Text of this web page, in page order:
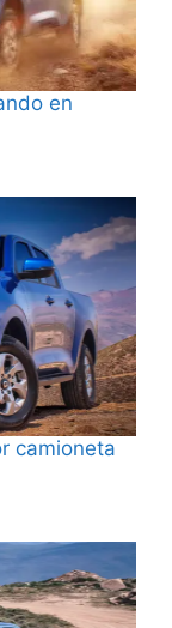
en
camioneta